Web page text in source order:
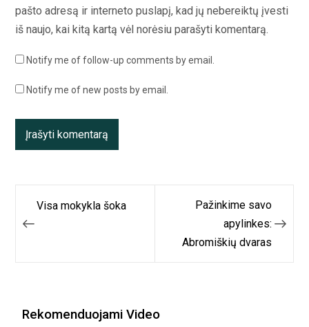
pašto adresą ir interneto puslapį, kad jų nebereiktų įvesti
iš naujo, kai kitą kartą vėl norėsiu parašyti komentarą.
Notify me of follow-up comments by email.
Notify me of new posts by email.
Navigacija
tarp
Visa mokykla šoka
Pažinkime savo
apylinkes:
Abromiškių dvaras
Rekomenduojami Video